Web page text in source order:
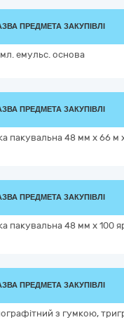
ПРЕДМЕТА ЗАКУПІВЛІ
емульс. основа
ПРЕДМЕТА ЗАКУПІВЛІ
пакувальна 48 мм х 66 м
ПРЕДМЕТА ЗАКУПІВЛІ
пакувальна 48 мм х 100
ПРЕДМЕТА ЗАКУПІВЛІ
з гумкою,